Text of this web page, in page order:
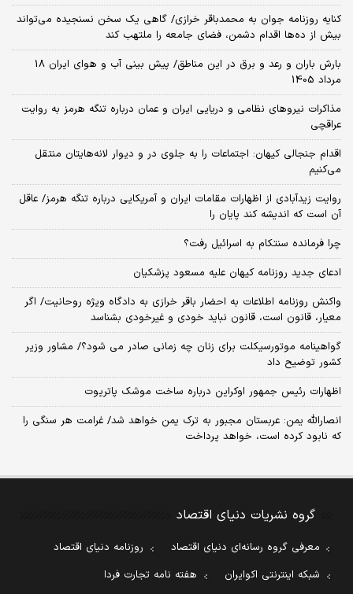
کنایه روزنامه جوان به محمدباقر خرازی/ گاهی یک سخن نسنجیده می‌تواند
بیش از ده‌ها اقدام دشمن، فضای جامعه را ملتهب کند
بارش باران و رعد و برق در این مناطق/ پیش بینی آب و هوای ایران 18
مرداد 1405
مذاکرات نیروهای نظامی و دریایی ایران و عمان درباره تنگه هرمز به روایت
عراقچی
اقدام جنجالی کیهان: اجتماعات را به جلوی در و دیوار لانه‌هایتان منتقل
می‌کنیم
روایت زیدآبادی از اظهارات مقامات ایران و آمریکایی درباره تنگه هرمز/ عاقل
آن است که اندیشه کند پایان را
چرا فرمانده سنتکام به اسرائیل رفت؟
ادعای جدید روزنامه کیهان علیه مسعود پزشکیان
واکنش روزنامه اطلاعات به احضار باقر خرازی به دادگاه ویژه روحانیت/ اگر
معیار، قانون است، قانون نباید خودی و غیرخودی بشناسد
گواهینامه موتورسیکلت برای زنان چه زمانی صادر می شود؟/ مشاور وزیر
کشور توضیح داد
اظهارات رئیس جمهور اوکراین درباره ساخت موشک پاتریوت
انصارالله یمن: عربستان مجبور به ترک یمن خواهد شد/ غرامت هر سنگی را
که نابود کرده است، خواهد پرداخت
گروه نشریات دنیای اقتصاد
معرفی گروه رسانه‌ای دنیای اقتصاد
روزنامه دنیای اقتصاد
شبکه اینترنتی اکوایران
هفته نامه تجارت فردا